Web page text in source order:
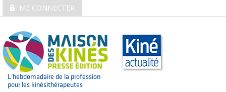
ME CONNECTER
L’hebdomadaire de la profession
pour les kinésithérapeutes